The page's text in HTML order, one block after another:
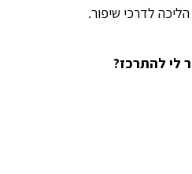
לדרכי שיפור.
לי להתרכז?